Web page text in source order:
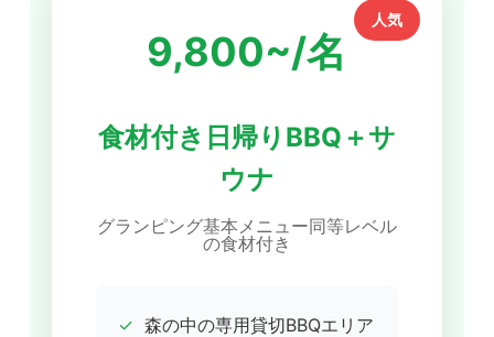
人気
9,800~/名
食材付き日帰りBBQ＋サ
ウナ
グランピング基本メニュー同等レベル
の食材付き
✓ 森の中の専用貸切BBQエリア